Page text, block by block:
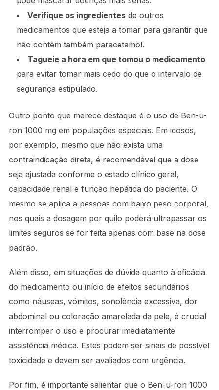
Verifique os ingredientesde outros
medicamentos que esteja a tomar para garantir que
não contêm também paracetamol.
Tagueie a hora em que tomou o medicamento
para evitar tomar mais cedo do que o intervalo de
segurança estipulado.
Outro ponto que merece destaque é o uso de Ben-u-
ron 1000 mg em populações especiais. Em idosos,
por exemplo, mesmo que não exista uma
contraindicação direta, é recomendável que a dose
seja ajustada conforme o estado clínico geral,
capacidade renal e função hepática do paciente. O
mesmo se aplica a pessoas com baixo peso corporal,
nos quais a dosagem por quilo poderá ultrapassar os
limites seguros se for feita apenas com base na dose
padrão.
Além disso, em situações de dúvida quanto à eficácia
do medicamento ou início de efeitos secundários
como náuseas, vómitos, sonolência excessiva, dor
abdominal ou coloração amarelada da pele, é crucial
interromper o uso e procurar imediatamente
assistência médica. Estes podem ser sinais de possível
toxicidade e devem ser avaliados com urgência.
Por fim, é importante salientar que o Ben-u-ron 1000